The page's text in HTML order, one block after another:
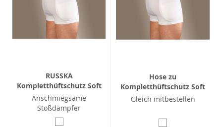
RUSSKA
Kompletthüftschutz Soft
Anschmiegsame
Stoßdämpfer
Hose zu
Kompletthüftschutz Soft
Gleich mitbestellen